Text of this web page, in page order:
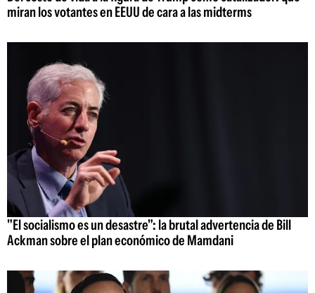
miran los votantes en EEUU de cara a las midterms
"El socialismo es un desastre": la brutal advertencia de Bill
Ackman sobre el plan económico de Mamdani